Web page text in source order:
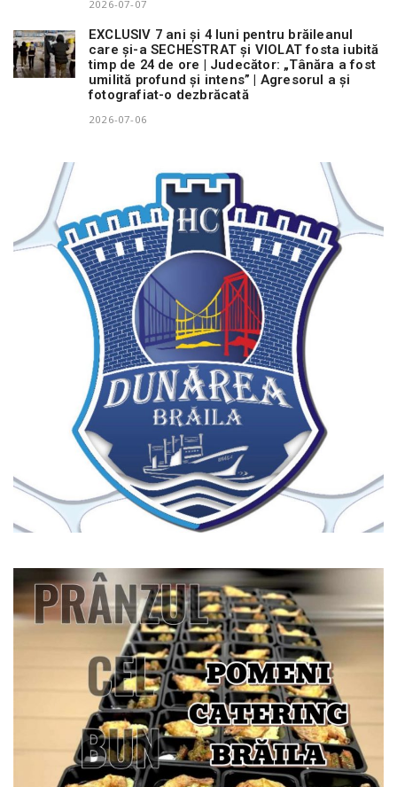
2026-07-07
EXCLUSIV 7 ani și 4 luni pentru brăileanul
care și-a SECHESTRAT și VIOLAT fosta iubită
timp de 24 de ore | Judecător: „Tânăra a fost
umilită profund și intens” | Agresorul a și
fotografiat-o dezbrăcată
2026-07-06